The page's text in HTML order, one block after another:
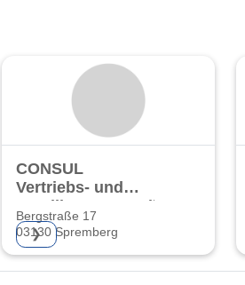
CONSUL
Vertriebs- und
Beteiligungsgesellschaft
mbH
Bergstraße 17
03130 Spremberg
❯